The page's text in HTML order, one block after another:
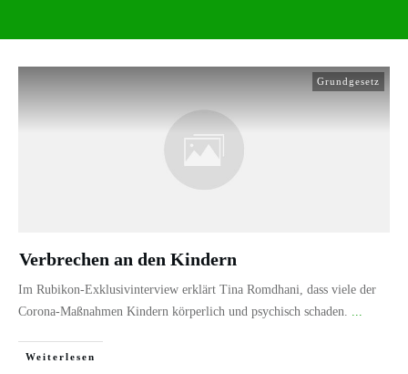
Grundgesetz
Verbrechen an den Kindern
Im Rubikon-Exklusivinterview erklärt Tina Romdhani, dass viele der
Corona-Maßnahmen Kindern körperlich und psychisch schaden.
Weiterlesen